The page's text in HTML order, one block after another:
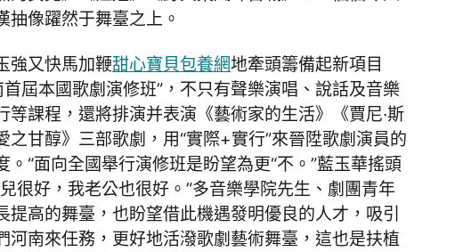
抽像躍然于舞臺之上。
強又快馬加鞭甜心寶貝包養網地牽頭籌備起新項目
屆本國歌劇演修班”，不只有聲樂演唱、說話及音樂
等課程，還將排演并表演《藝術家的生活》《賈尼·斯
之甘醇》三部歌劇，用“實際+實行”來晉陞歌劇演員的
。“面向全國舉行演修班是盼望為更“不。”藍玉華搖頭
很好，我老公也很好。”多音樂學院先生、劇團青年
提高的舞臺，也盼望借此機遇發明優良的人才，吸引
河南來任務，更好地活潑歌劇藝術舞臺，這也是扶植